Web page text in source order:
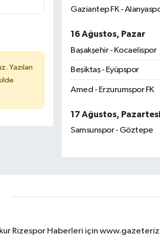
Yazılan
Gaziantep FK -
16 Ağustos, Pazar
Başakşehir - Kocaelispor
Beşiktaş - Eyüpspor
Amed - Erzurumspor FK
17 Ağustos, Pazartesi
Samsunspor - Göztepe
Rizespor Haberleri için